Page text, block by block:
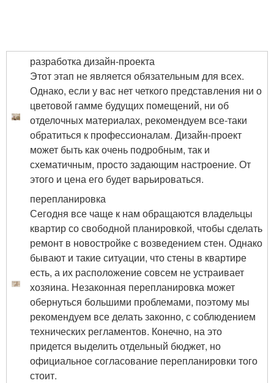
разработка дизайн-проекта
Этот этап не является обязательным для всех.
Однако, если у вас нет четкого представления ни о
цветовой гамме будущих помещений, ни об
отделочных материалах, рекомендуем все-таки
обратиться к профессионалам. Дизайн-проект
может быть как очень подробным, так и
схематичным, просто задающим настроение. От
этого и цена его будет варьироваться.
перепланировка
Сегодня все чаще к нам обращаются владельцы
квартир со свободной планировкой, чтобы сделать
ремонт в новостройке с возведением стен. Однако
бывают и такие ситуации, что стены в квартире
есть, а их расположение совсем не устраивает
хозяина. Незаконная перепланировка может
обернуться большими проблемами, поэтому мы
рекомендуем все делать законно, с соблюдением
технических регламентов. Конечно, на это
придется выделить отдельный бюджет, но
официальное согласование перепланировки того
стоит.